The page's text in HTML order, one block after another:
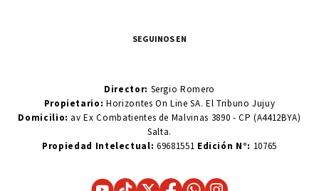
SEGUINOS EN
Director: Sergio Romero
Propietario:Horizontes On Line SA. El Tribuno Jujuy
Domicilio: av Ex Combatientes de Malvinas 3890 - CP (A4412BYA)
Salta.
Propiedad Intelectual: 69681551 Edición N°: 10765